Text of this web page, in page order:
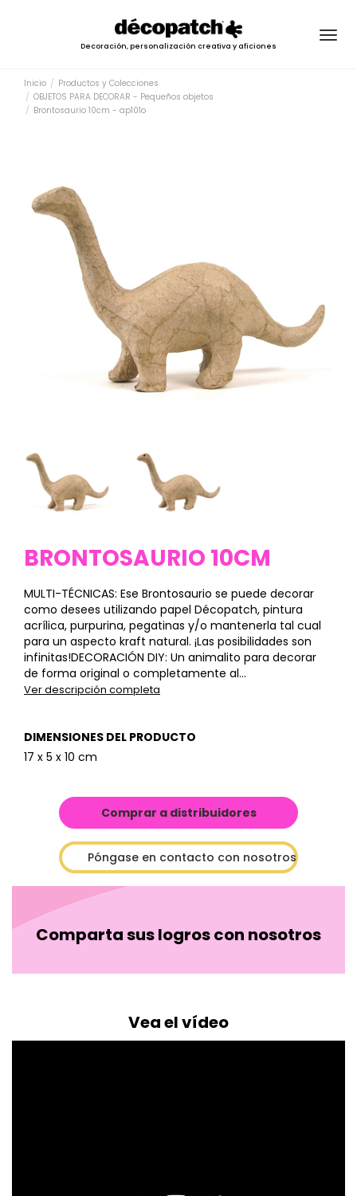
Decoración, personalización creativa y aficiones
Inicio
Productos y Colecciones
OBJETOS PARA DECORAR - Pequeños objetos
Brontosaurio 10cm - ap101o
BRONTOSAURIO 10CM
MULTI-TÉCNICAS: Ese Brontosaurio se puede decorar
como desees utilizando papel Décopatch, pintura
acrílica, purpurina, pegatinas y/o mantenerla tal cual
para un aspecto kraft natural. ¡Las posibilidades son
infinitas!DECORACIÓN DIY: Un animalito para decorar
de forma original o completamente al...
Ver descripción completa
DIMENSIONES DEL PRODUCTO
17 x 5 x 10 cm
Comprar a distribuidores
Póngase en contacto con nosotros
Comparta sus logros con nosotros
Vea el vídeo